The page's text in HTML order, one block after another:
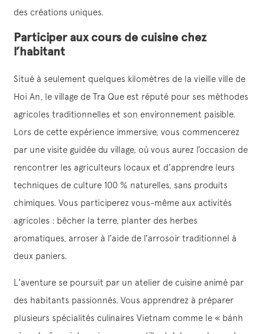
des créations uniques.
Participer aux cours de cuisine chez
l’habitant
Situé à seulement quelques kilomètres de la vieille ville de
Hoi An, le village de Tra Que est réputé pour ses méthodes
agricoles traditionnelles et son environnement paisible.
Lors de cette expérience immersive, vous commencerez
par une visite guidée du village, où vous aurez l’occasion de
rencontrer les agriculteurs locaux et d’apprendre leurs
techniques de culture 100 % naturelles, sans produits
chimiques. Vous participerez vous-même aux activités
agricoles : bêcher la terre, planter des herbes
aromatiques, arroser à l’aide de l’arrosoir traditionnel à
deux paniers.
L’aventure se poursuit par un atelier de cuisine animé par
des habitants passionnés. Vous apprendrez à préparer
plusieurs spécialités culinaires Vietnam comme le « bánh